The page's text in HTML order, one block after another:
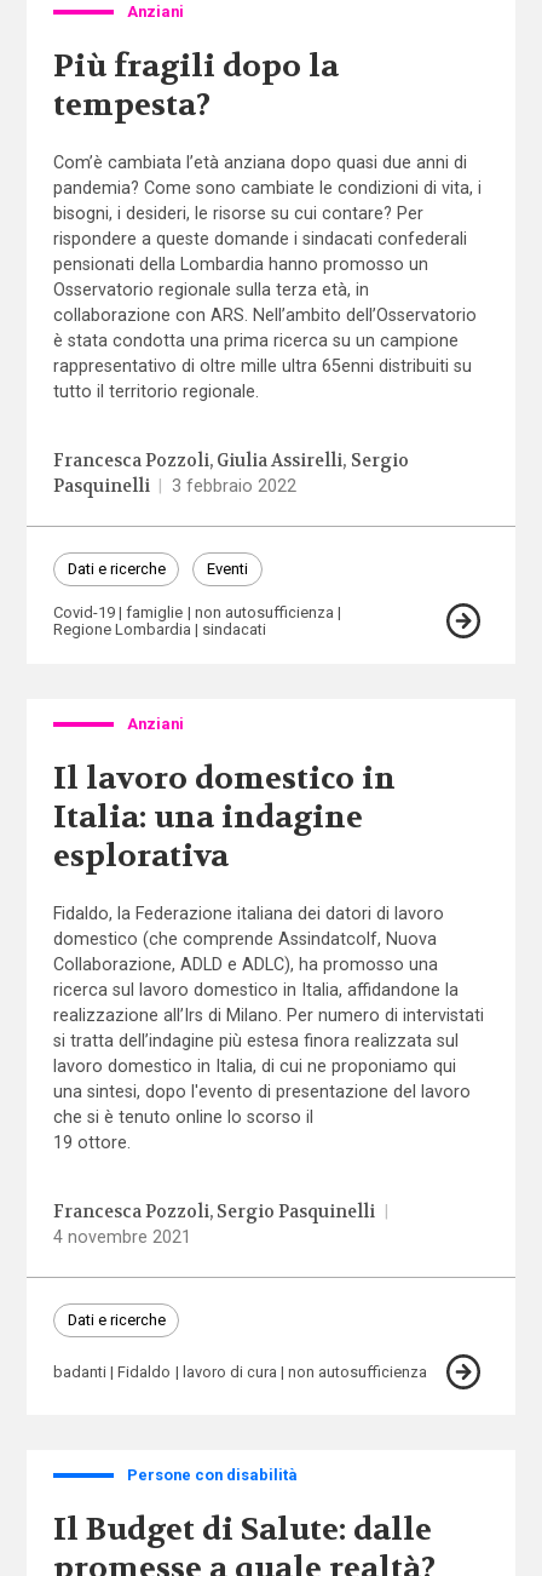
Anziani
Più fragili dopo la
tempesta?
Com’è cambiata l’età anziana dopo quasi due anni di
pandemia? Come sono cambiate le condizioni di vita, i
bisogni, i desideri, le risorse su cui contare? Per
rispondere a queste domande i sindacati confederali
pensionati della Lombardia hanno promosso un
Osservatorio regionale sulla terza età, in
collaborazione con ARS. Nell’ambito dell’Osservatorio
è stata condotta una prima ricerca su un campione
rappresentativo di oltre mille ultra 65enni distribuiti su
tutto il territorio regionale.
Francesca Pozzoli Giulia Assirelli Sergio
Pasquinelli
3 febbraio 2022
Dati e ricerche Eventi
Covid-19 famiglie
non autosufficienza
Regione Lombardia
sindacati
Anziani
Il lavoro domestico in
Italia: una indagine
esplorativa
Fidaldo, la Federazione italiana dei datori di lavoro
domestico (che comprende Assindatcolf, Nuova
Collaborazione, ADLD e ADLC), ha promosso una
ricerca sul lavoro domestico in Italia, affidandone la
realizzazione all’Irs di Milano. Per numero di intervistati
si tratta dell’indagine più estesa finora realizzata sul
lavoro domestico in Italia, di cui ne proponiamo qui
una sintesi, dopo l'evento di presentazione del lavoro
che si è tenuto online lo scorso il
19 ottore.
Francesca Pozzoli Sergio Pasquinelli
4 novembre 2021
Dati e ricerche
badanti Fidaldo lavoro di cura non autosufficienza
Persone con disabilità
Il Budget di Salute: dalle
promesse a quale realtà?